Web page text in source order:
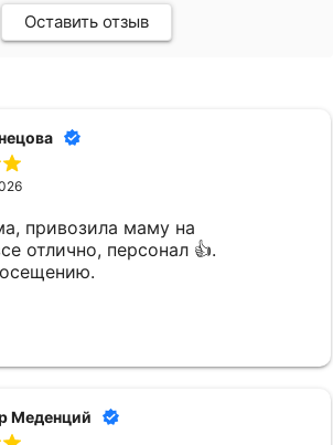
Оставить отзыв
привозила маму на
отлично, персонал 👍.
Меденций